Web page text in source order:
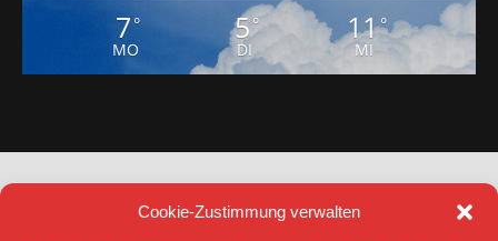
Cookie-Zustimmung verwalten
7 °
MO
5°
DI
11°
MI